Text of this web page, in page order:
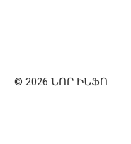
© 2026 ՆՈՐ ԻՆՖՈ